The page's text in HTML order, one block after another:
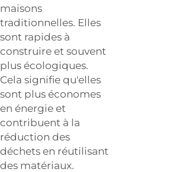
maisons
traditionnelles. Elles
sont rapides à
construire et souvent
plus écologiques.
Cela signifie qu'elles
sont plus économes
en énergie et
contribuent à la
réduction des
déchets en réutilisant
des matériaux.